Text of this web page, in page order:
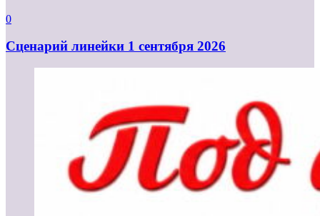
0
Cценарий линейки 1 сентября 2026